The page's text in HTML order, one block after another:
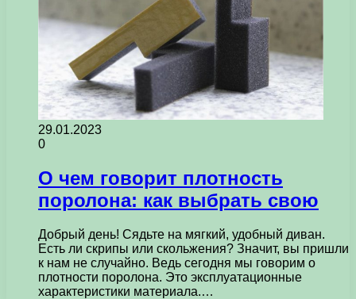
29.01.2023
0
О чем говорит плотность
поролона: как выбрать свою
Добрый день! Сядьте на мягкий, удобный диван.
Есть ли скрипы или скольжения? Значит, вы пришли
к нам не случайно. Ведь сегодня мы говорим о
плотности поролона. Это эксплуатационные
характеристики материала.…